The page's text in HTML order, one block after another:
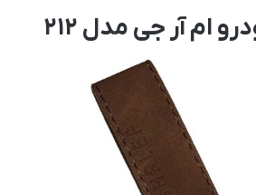
ام آر جی مدل 212